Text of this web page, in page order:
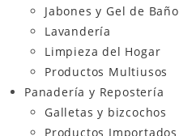
Jabones y Gel de Baño
Lavandería
Limpieza del Hogar
Productos Multiusos
Panadería y Repostería
Galletas y bizcochos
Productos Importados